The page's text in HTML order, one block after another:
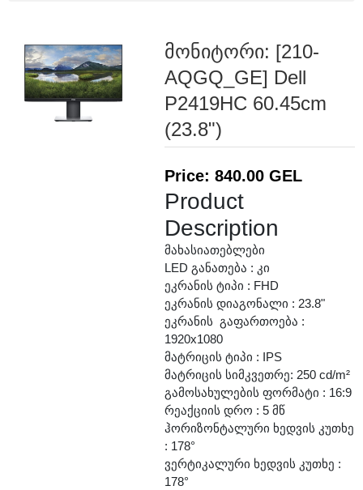
მონიტორი: [210-
AQGQ_GE] Dell
P2419HC 60.45cm
(23.8")
Price: 840.00 GEL
Product
Description
მახასიათებლები
LED განათება : კი
ეკრანის ტიპი : FHD
ეკრანის დიაგონალი : 23.8"
ეკრანის გაფართოება :
1920x1080
მატრიცის ტიპი : IPS
მატრიცის სიმკვეთრე: 250 cd/m²
გამოსახულების ფორმატი : 16:9
რეაქციის დრო : 5 მწ
ჰორიზონტალური ხედვის კუთხე
: 178°
ვერტიკალური ხედვის კუთხე :
178°